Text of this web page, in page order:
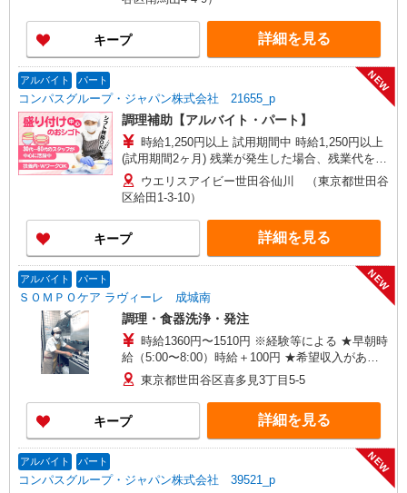
キープ 詳細を見る
アルバイト パート
コンパスグループ・ジャパン株式会社 21655_p
NEW
調理補助【アルバイト・パート】
時給1,250円以上 試用期間中 時給1,250円以上
(試用期間2ヶ月) 残業が発生した場合、残業代を1
分単位で別途支給します。
ウエリスアイビー世田谷仙川 （東京都世田谷
区給田1-3-10）
キープ 詳細を見る
アルバイト パート
ＳＯＭＰＯケア ラヴィーレ 成城南
NEW
調理・食器洗浄・発注
時給1360円〜1510円 ※経験等による ★早朝時
給（5:00〜8:00）時給＋100円 ★希望収入があり
ましたら、ご相談いただければ希望条件に合うか
の確認もいたします。 ★時間外手当別途支給 ★上
記金額は働きがい向上手当を含みます。 ★働きが
い向上手当※26年6月改定（地域により異なる）
社会保険加入者は更に＋50円
東京都世田谷区喜多見3丁目5-5
キープ 詳細を見る
アルバイト パート
コンパスグループ・ジャパン株式会社 39521_p
NEW